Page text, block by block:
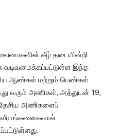
கீழ் தடையின்றி
வடிவமைக்கப்பட்டுள்ள இந்த
ஆண்கள் மற்றும் பெண்கள்
வரும் அணிகள், அத்துடன் 19,
தேசிய அணிகளைப்
வீராங்கனைகளால்